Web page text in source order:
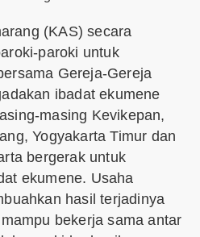
(KAS) secara
paroki untuk
Gereja-Gereja
ibadat ekumene
masing Kevikepan,
Yogyakarta Timur dan
bergerak untuk
ekumene. Usaha
hasil terjadinya
bekerja sama antar